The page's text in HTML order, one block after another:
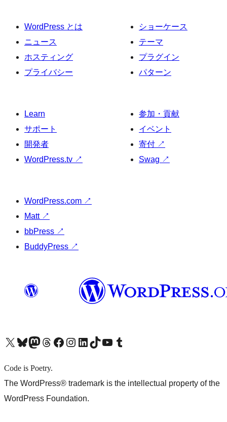
WordPress とは
ニュース
ホスティング
プライバシー
ショーケース
テーマ
プラグイン
パターン
Learn
サポート
開発者
WordPress.tv ↗
参加・貢献
イベント
寄付 ↗
Swag ↗
WordPress.com ↗
Matt ↗
bbPress ↗
BuddyPress ↗
X (旧 Twitter) アカウントへBluesky アカウントへMastodon アカウントへThreads アカウントへ Facebook ページへInstagram アカウントへ LinkedIn アカウントへTikTok アカウントへYouTube チャンネルへ Tumblr アカウントへ
Code is Poetry.
The WordPress® trademark is the intellectual property of the
WordPress Foundation.